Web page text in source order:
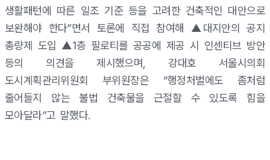
생활패턴에 따른 일조 기준 등을 고려한 건축적인 대안으로
보완해야 한다”면서 토론에 직접 참여해 ▲대지안의 공지
총량제 도입 ▲1층 필로티를 공공에 제공 시 인센티브 방안
등의 의견을 제시했으며, 강대호 서울시의회
도시계획관리위원회 부위원장은 “행정처벌에도 좀처럼
줄어들지 않는 불법 건축물을 근절할 수 있도록 힘을
모아달라”고 말했다.